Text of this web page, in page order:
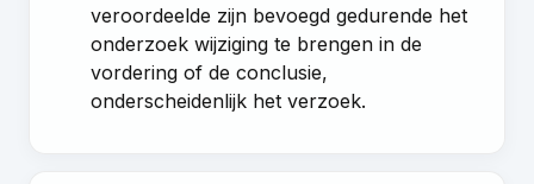
veroordeelde zijn bevoegd gedurende het
onderzoek wijziging te brengen in de
vordering of de conclusie,
onderscheidenlijk het verzoek.